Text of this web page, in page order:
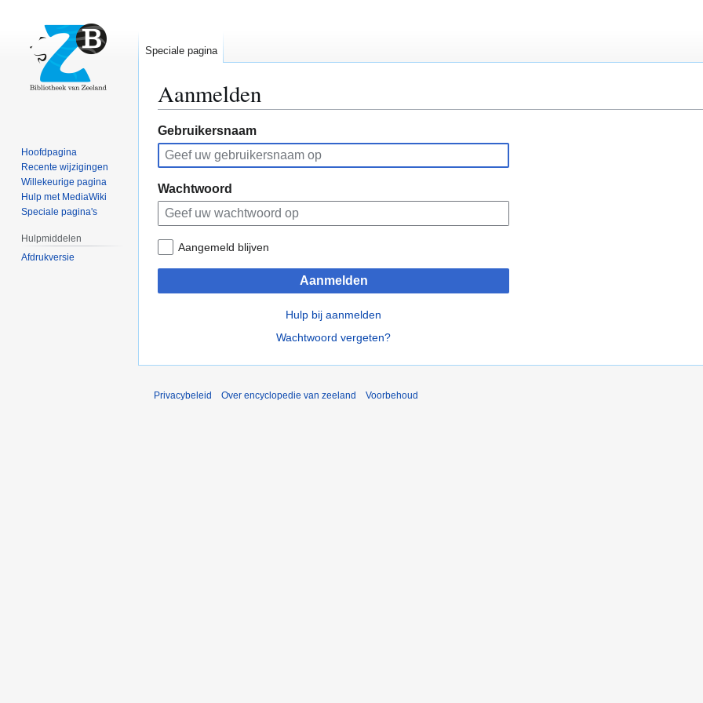
Aanmelden
Naar
navigatie
springen
Naar
zoeken
springen
Gebruikersnaam
Wachtwoord
Aangemeld blijven
Aanmelden
Hulp bij aanmelden
Wachtwoord vergeten?
Speciale pagina
Hoofdpagina
Recente wijzigingen
Willekeurige pagina
Hulp met MediaWiki
Speciale pagina's
Hulpmiddelen
Afdrukversie
Privacybeleid Over encyclopedie van zeeland Voorbehoud